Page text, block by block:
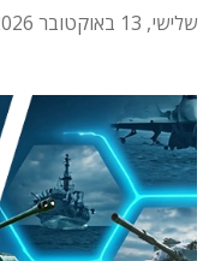
שלישי, 13 באוקטובר 2026